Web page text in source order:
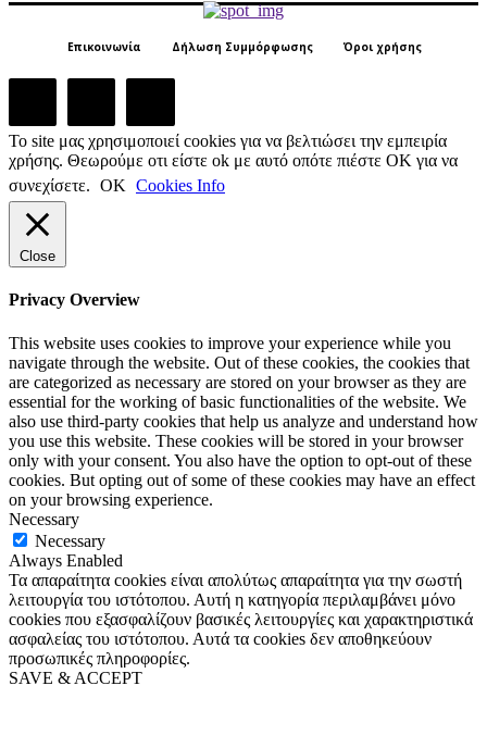
Επικοινωνία Δήλωση Συμμόρφωσης Όροι χρήσης
Το site μας χρησιμοποιεί cookies για να βελτιώσει την εμπειρία
χρήσης. Θεωρούμε οτι είστε ok με αυτό οπότε πιέστε ΟΚ για να
συνεχίσετε. ΟΚ Cookies Info
Close
Privacy Overview
This website uses cookies to improve your experience while you
navigate through the website. Out of these cookies, the cookies that
are categorized as necessary are stored on your browser as they are
essential for the working of basic functionalities of the website. We
also use third-party cookies that help us analyze and understand how
you use this website. These cookies will be stored in your browser
only with your consent. You also have the option to opt-out of these
cookies. But opting out of some of these cookies may have an effect
on your browsing experience.
Necessary
Necessary
Always Enabled
Τα απαραίτητα cookies είναι απολύτως απαραίτητα για την σωστή
λειτουργία του ιστότοπου. Αυτή η κατηγορία περιλαμβάνει μόνο
cookies που εξασφαλίζουν βασικές λειτουργίες και χαρακτηριστικά
ασφαλείας του ιστότοπου. Αυτά τα cookies δεν αποθηκεύουν
προσωπικές πληροφορίες.
SAVE & ACCEPT